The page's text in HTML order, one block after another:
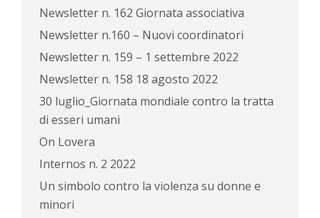
Newsletter n. 162 Giornata associativa
Newsletter n.160 – Nuovi coordinatori
Newsletter n. 159 – 1 settembre 2022
Newsletter n. 158 18 agosto 2022
30 luglio_Giornata mondiale contro la tratta
di esseri umani
On Lovera
Internos n. 2 2022
Un simbolo contro la violenza su donne e
minori